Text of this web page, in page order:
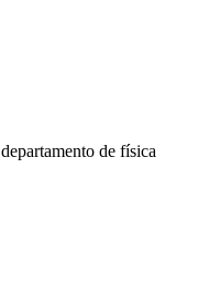
departamento de física